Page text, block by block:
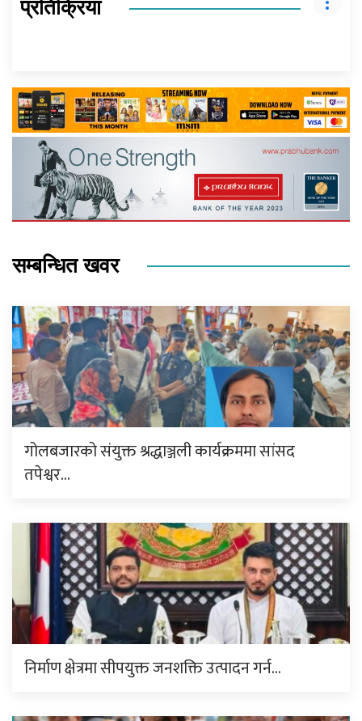
प्रतिक्रिया
सम्बन्धित खवर
गोलबजारको संयुक्त श्रद्धाञ्जली कार्यक्रममा सांसद
तपेश्वर…
निर्माण क्षेत्रमा सीपयुक्त जनशक्ति उत्पादन गर्न…